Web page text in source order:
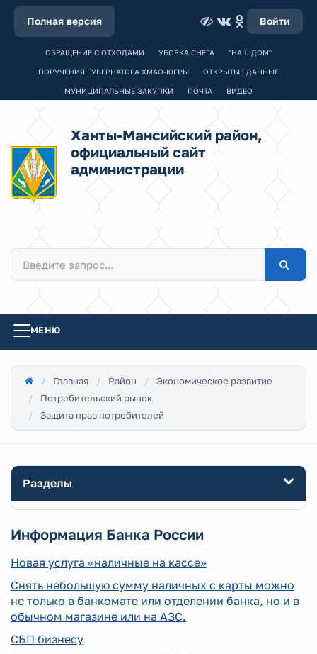
Полная версия Войти
ОБРАЩЕНИЕ С ОТХОДАМИ УБОРКА СНЕГА "НАШ ДОМ"
ПОРУЧЕНИЯ ГУБЕРНАТОРА ХМАО-ЮГРЫ ОТКРЫТЫЕ ДАННЫЕ
МУНИЦИПАЛЬНЫЕ ЗАКУПКИ ПОЧТА ВИДЕО
Ханты-Мансийский район,
официальный сайт
администрации
МЕНЮ
Главная Район
Экономическое развитие
Потребительский рынок
Защита прав потребителей
Разделы
Информация Банка России
Новая услуга «наличные на кассе»
Снять небольшую сумму наличных с карты можно
не только в банкомате или отделении банка, но и в
обычном магазине или на АЗС.
СБП бизнесу